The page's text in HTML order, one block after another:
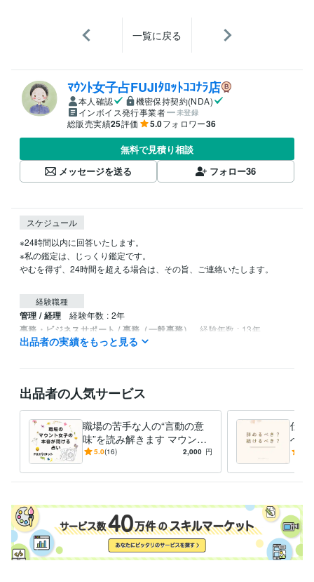
一覧に戻る
ﾏｳﾝﾄ女子占FUJIﾀﾛｯﾄｺｺﾅﾗ店
本人確認
機密保持契約(NDA)
インボイス発行事業者
未登録
総販売実績25評価 5.0フォロワー36
無料で見積り相談
メッセージを送る
フォロー36
スケジュール
※24時間以内に回答いたします。
※私の鑑定は、じっくり鑑定です。
やむを得ず、24時間を超える場合は、その旨、ご連絡いたします。
経験職種
管理 / 経理 経験年数 : 2年
事務・ビジネスサポート / 事務（一般事務） 経験年数 : 13年
ライフスタイル・その他 / 占い師
ライフスタイル・その他 / その他
経験年数 : 4年
受賞歴
ココナラ　ブロンズランク
資格・検定
上級心理カウンセラー 取得年 : 2022年
メンタル心理カウンセラー
占い インスピレーションタロット
悩み相談・カウンセリング 心理カウンセラー
出品者の実績をもっと見る
出品者の人気サービス
職場の苦手な人の“言動の意
味”を読み解きます マウント
傾向・具体的な対応/対策ま
5.0(16) 2,000 円
仕事
べき
間関